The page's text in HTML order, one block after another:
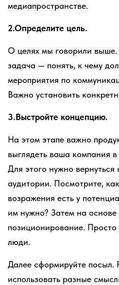
медиапространстве.
2.Определите цель.
О целях мы говорили
задача — понять, к чему
мероприятия по
Важно установить
3.Выстройте концепцию.
На этом этапе важно
выглядеть ваша компания в
Для этого нужно вернуться
аудитории. Посмотрите,
возражения есть у
им нужно? Затем на основе
позиционирование. Просто
люди.
Далее сформируйте посыл.
использовать разные